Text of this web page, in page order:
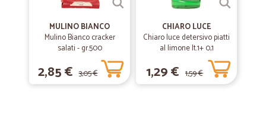
MULINO BIANCO
Mulino Bianco cracker
salati - gr.500
2,85 € 3,05 €
CHIARO LUCE
Chiaro luce detersivo piatti
al limone lt.1+ 0,1
1,29 € 1,59 €